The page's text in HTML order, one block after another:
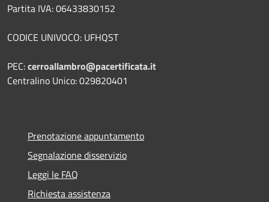
Partita IVA: 06433830152
CODICE UNIVOCO: UFHQST
PEC:cerroallambro@pacertificata.it
Centralino Unico: 029820401
Prenotazione appuntamento
Segnalazione disservizio
Leggi le FAQ
Richiesta assistenza